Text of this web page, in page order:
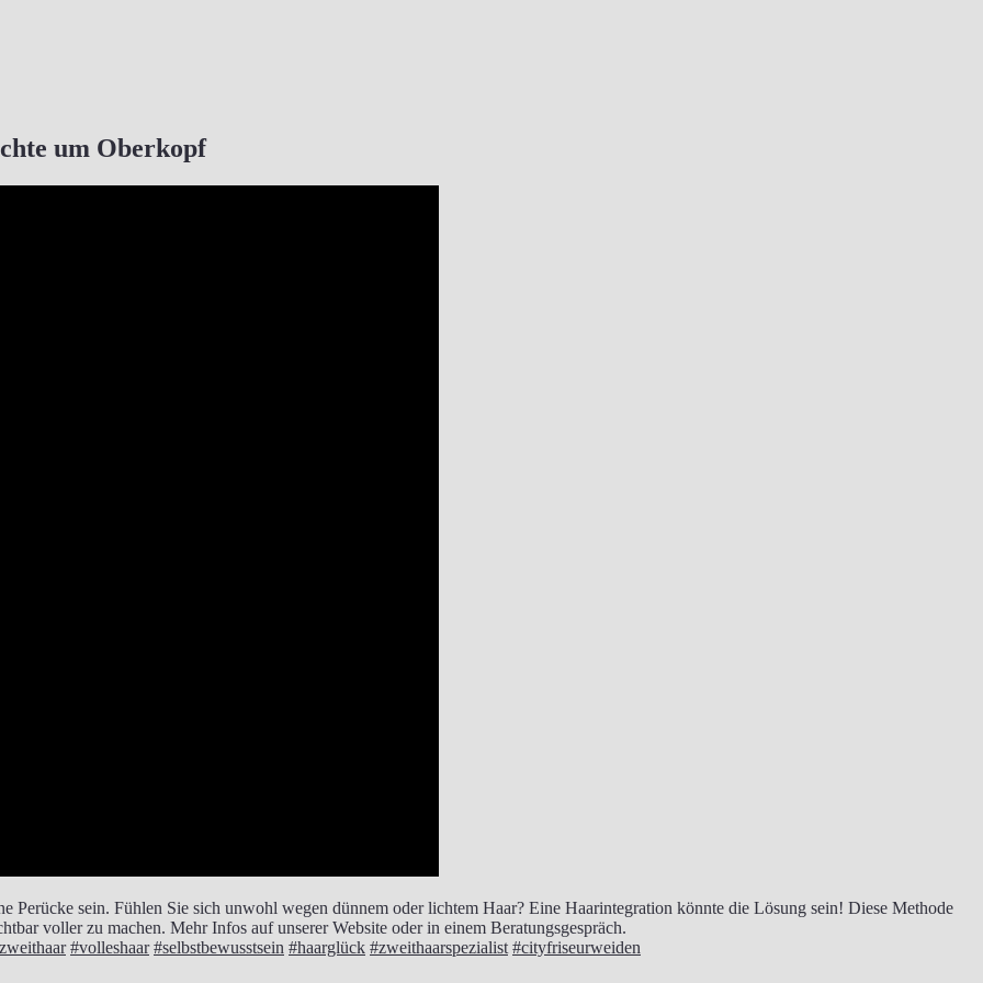
um Oberkopf
Perücke sein. Fühlen Sie sich unwohl wegen dünnem oder lichtem Haar? Eine Haarintegration könnte die Lösung sein! Diese Methode
voller zu machen. Mehr Infos auf unserer Website oder in einem Beratungsgespräch.
#volleshaar #selbstbewusstsein #haarglück #zweithaarspezialist #cityfriseurweiden